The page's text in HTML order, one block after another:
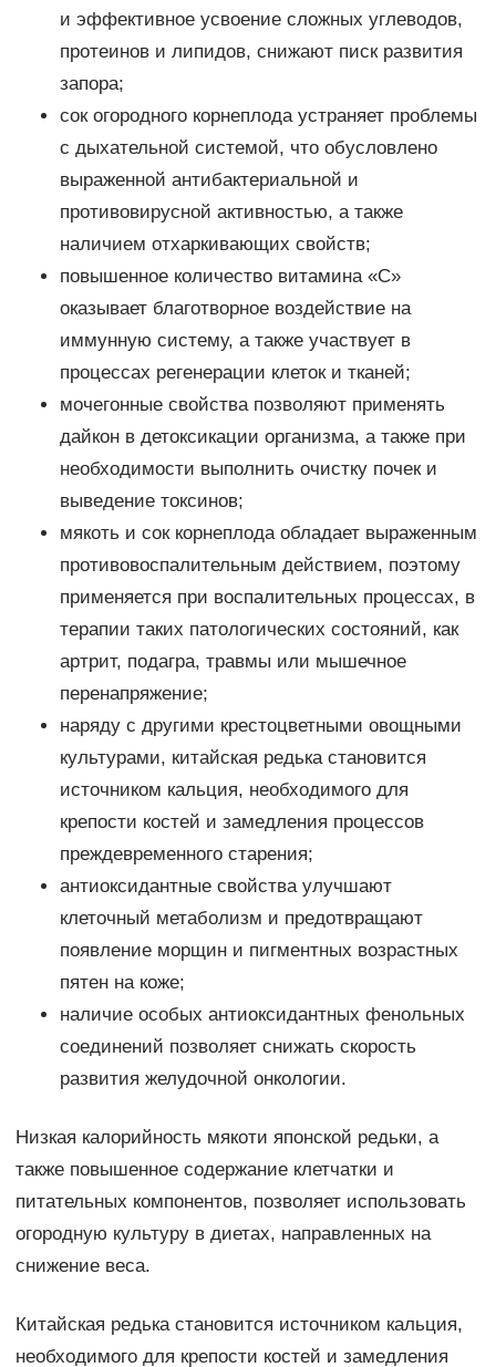
и эффективное усвоение сложных углеводов,
протеинов и липидов, снижают писк развития
запора;
сок огородного корнеплода устраняет проблемы
с дыхательной системой, что обусловлено
выраженной антибактериальной и
противовирусной активностью, а также
наличием отхаркивающих свойств;
повышенное количество витамина «С»
оказывает благотворное воздействие на
иммунную систему, а также участвует в
процессах регенерации клеток и тканей;
мочегонные свойства позволяют применять
дайкон в детоксикации организма, а также при
необходимости выполнить очистку почек и
выведение токсинов;
мякоть и сок корнеплода обладает выраженным
противовоспалительным действием, поэтому
применяется при воспалительных процессах, в
терапии таких патологических состояний, как
артрит, подагра, травмы или мышечное
перенапряжение;
наряду с другими крестоцветными овощными
культурами, китайская редька становится
источником кальция, необходимого для
крепости костей и замедления процессов
преждевременного старения;
антиоксидантные свойства улучшают
клеточный метаболизм и предотвращают
появление морщин и пигментных возрастных
пятен на коже;
наличие особых антиоксидантных фенольных
соединений позволяет снижать скорость
развития желудочной онкологии.
Низкая калорийность мякоти японской редьки, а
также повышенное содержание клетчатки и
питательных компонентов, позволяет использовать
огородную культуру в диетах, направленных на
снижение веса.
Китайская редька становится источником кальция,
необходимого для крепости костей и замедления